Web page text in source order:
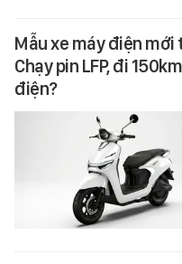
Mẫu xe máy điện mới
Chạy pin LFP, đi
điện?